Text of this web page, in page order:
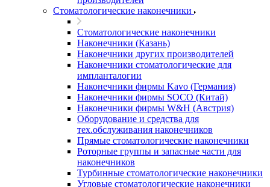
Стоматологические наконечники
Стоматологические наконечники
Наконечники (Казань)
Наконечники других производителей
Наконечники стоматологические для
импланталогии
Наконечники фирмы Kavo (Германия)
Наконечники фирмы SOCO (Китай)
Наконечники фирмы W&H (Австрия)
Оборудование и средства для
тех.обслуживания наконечников
Прямые стоматологические наконечники
Роторные группы и запасные части для
наконечников
Турбинные стоматологические наконечники
Угловые стоматологические наконечники